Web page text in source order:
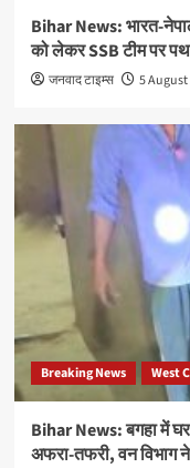
Bihar News: भारत-
को लेकर SSB टीम पर
जनवाद टाइम्स 5 August
Breaking News West
Bihar News: बगहा में
अफरा-तफरी, वन विभाग